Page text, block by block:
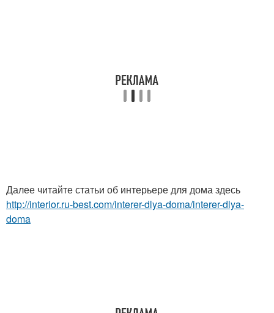
Далее читайте статьи об интерьере для дома здесь
http://interior.ru-best.com/interer-dlya-doma/interer-dlya-
doma